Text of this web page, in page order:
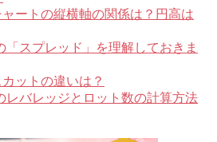
ートの縦横軸の関係は？円高は
「スプレッド」を理解しておきま
ットの違いは？
レバレッジとロット数の計算方法